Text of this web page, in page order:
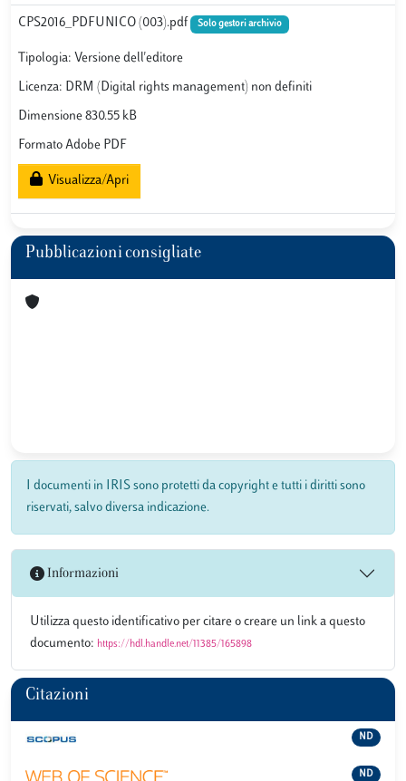
CPS2016_PDFUNICO (003).pdf Solo gestori archivio
Tipologia: Versione dell'editore
Licenza: DRM (Digital rights management) non definiti
Dimensione 830.55 kB
Formato Adobe PDF
Visualizza/Apri
Pubblicazioni consigliate
I documenti in IRIS sono protetti da copyright e tutti i diritti sono
riservati, salvo diversa indicazione.
Informazioni
Utilizza questo identificativo per citare o creare un link a questo
documento: https://hdl.handle.net/11385/165898
Citazioni
ND
ND